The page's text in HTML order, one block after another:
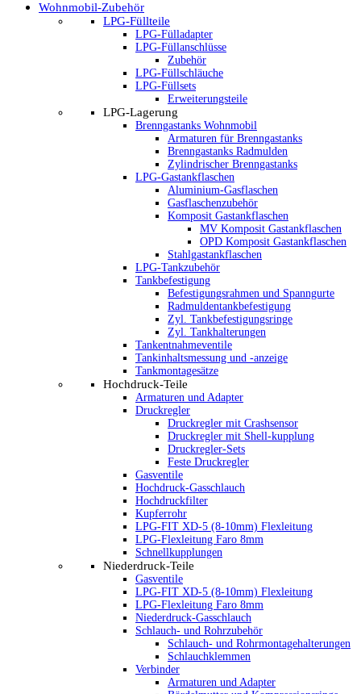
Wohnmobil-Zubehör
LPG-Füllteile
LPG-Fülladapter
LPG-Füllanschlüsse
Zubehör
LPG-Füllschläuche
LPG-Füllsets
Erweiterungsteile
LPG-Lagerung
Brenngastanks Wohnmobil
Armaturen für Brenngastanks
Brenngastanks Radmulden
Zylindrischer Brenngastanks
LPG-Gastankflaschen
Aluminium-Gasflaschen
Gasflaschenzubehör
Komposit Gastankflaschen
MV Komposit Gastankflaschen
OPD Komposit Gastankflaschen
Stahlgastankflaschen
LPG-Tankzubehör
Tankbefestigung
Befestigungsrahmen und Spanngurte
Radmuldentankbefestigung
Zyl. Tankbefestigungsringe
Zyl. Tankhalterungen
Tankentnahmeventile
Tankinhaltsmessung und -anzeige
Tankmontagesätze
Hochdruck-Teile
Armaturen und Adapter
Druckregler
Druckregler mit Crashsensor
Druckregler mit Shell-kupplung
Druckregler-Sets
Feste Druckregler
Gasventile
Hochdruck-Gasschlauch
Hochdruckfilter
Kupferrohr
LPG-FIT XD-5 (8-10mm) Flexleitung
LPG-Flexleitung Faro 8mm
Schnellkupplungen
Niederdruck-Teile
Gasventile
LPG-FIT XD-5 (8-10mm) Flexleitung
LPG-Flexleitung Faro 8mm
Niederdruck-Gasschlauch
Schlauch- und Rohrzubehör
Schlauch- und Rohrmontagehalterungen
Schlauchklemmen
Verbinder
Armaturen und Adapter